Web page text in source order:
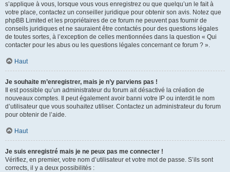
s’applique à vous, lorsque vous vous enregistrez ou que quelqu’un le fait à
votre place, contactez un conseiller juridique pour obtenir son avis. Notez que
phpBB Limited et les propriétaires de ce forum ne peuvent pas fournir de
conseils juridiques et ne sauraient être contactés pour des questions légales
de toutes sortes, à l’exception de celles mentionnées dans la question « Qui
contacter pour les abus ou les questions légales concernant ce forum ? ».
Haut
Je souhaite m’enregistrer, mais je n’y parviens pas !
Il est possible qu’un administrateur du forum ait désactivé la création de
nouveaux comptes. Il peut également avoir banni votre IP ou interdit le nom
d’utilisateur que vous souhaitez utiliser. Contactez un administrateur du forum
pour obtenir de l’aide.
Haut
Je suis enregistré mais je ne peux pas me connecter !
Vérifiez, en premier, votre nom d’utilisateur et votre mot de passe. S’ils sont
corrects, il y a deux possibilités :